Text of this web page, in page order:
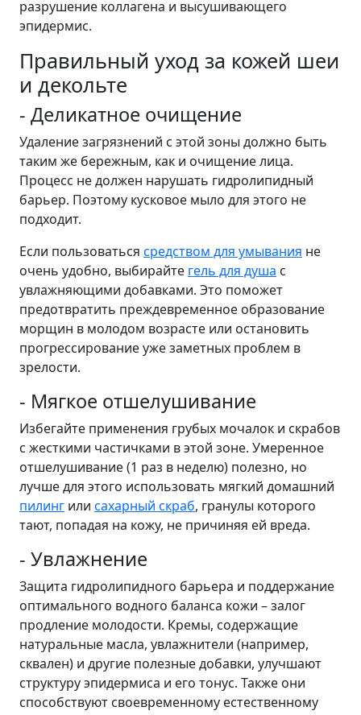
разрушение коллагена и высушивающего
эпидермис.
Правильный уход за кожей шеи
и декольте
- Деликатное очищение
Удаление загрязнений с этой зоны должно быть
таким же бережным, как и очищение лица.
Процесс не должен нарушать гидролипидный
барьер. Поэтому кусковое мыло для этого не
подходит.
Если пользоваться средством для умывания не
очень удобно, выбирайте гель для душа с
увлажняющими добавками. Это поможет
предотвратить преждевременное образование
морщин в молодом возрасте или остановить
прогрессирование уже заметных проблем в
зрелости.
- Мягкое отшелушивание
Избегайте применения грубых мочалок и скрабов
с жесткими частичками в этой зоне. Умеренное
отшелушивание (1 раз в неделю) полезно, но
лучше для этого использовать мягкий домашний
пилинг или сахарный скраб, гранулы которого
тают, попадая на кожу, не причиняя ей вреда.
- Увлажнение
Защита гидролипидного барьера и поддержание
оптимального водного баланса кожи – залог
продление молодости. Кремы, содержащие
натуральные масла, увлажнители (например,
сквален) и другие полезные добавки, улучшают
структуру эпидермиса и его тонус. Также они
способствуют своевременному естественному